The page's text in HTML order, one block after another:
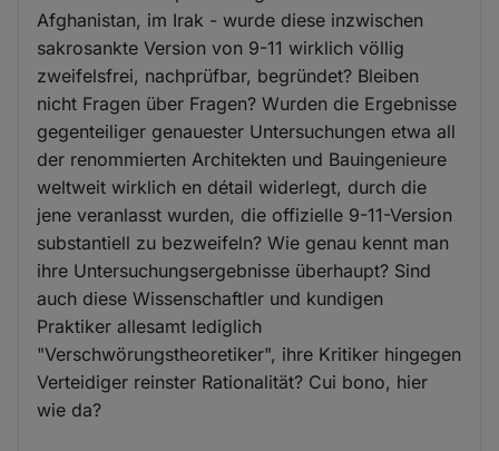
Afghanistan, im Irak - wurde diese inzwischen
sakrosankte Version von 9-11 wirklich völlig
zweifelsfrei, nachprüfbar, begründet? Bleiben
nicht Fragen über Fragen? Wurden die Ergebnisse
gegenteiliger genauester Untersuchungen etwa all
der renommierten Architekten und Bauingenieure
weltweit wirklich en détail widerlegt, durch die
jene veranlasst wurden, die offizielle 9-11-Version
substantiell zu bezweifeln? Wie genau kennt man
ihre Untersuchungsergebnisse überhaupt? Sind
auch diese Wissenschaftler und kundigen
Praktiker allesamt lediglich
"Verschwörungstheoretiker", ihre Kritiker hingegen
Verteidiger reinster Rationalität? Cui bono, hier
wie da?